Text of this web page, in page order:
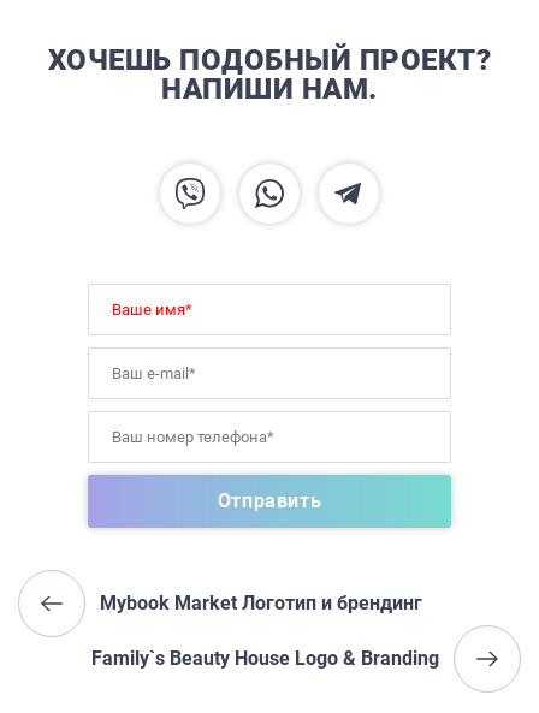
ХОЧЕШЬ ПОДОБНЫЙ ПРОЕКТ?
НАПИШИ НАМ.
Mybook Market Логотип и брендинг
Family`s Beauty House Logo & Branding